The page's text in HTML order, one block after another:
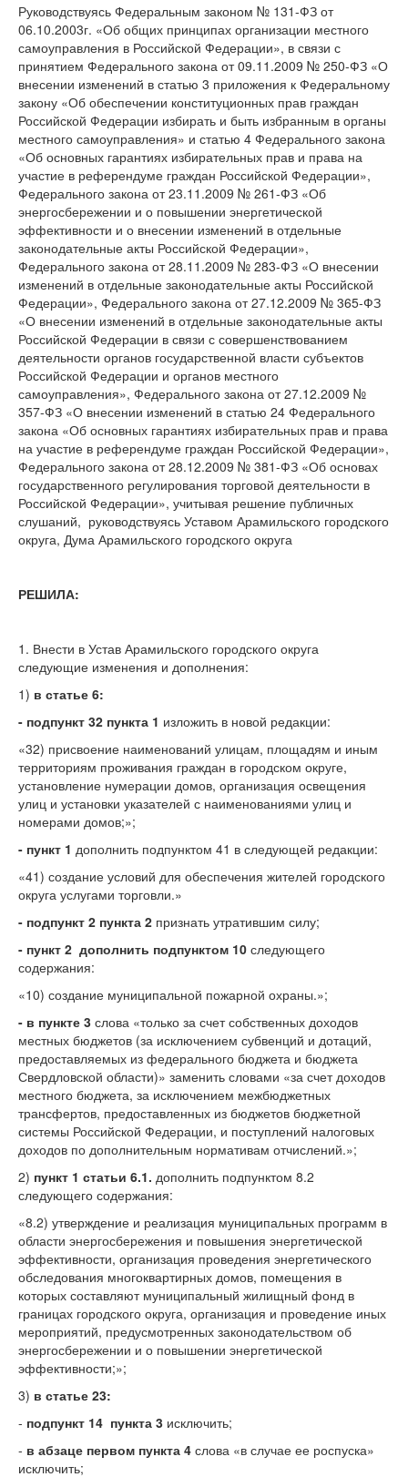
Руководствуясь Федеральным законом № 131-ФЗ от
06.10.2003г. «Об общих принципах организации местного
самоуправления в Российской Федерации», в связи с
принятием Федерального закона от 09.11.2009 № 250-ФЗ «О
внесении изменений в статью 3 приложения к Федеральному
закону «Об обеспечении конституционных прав граждан
Российской Федерации избирать и быть избранным в органы
местного самоуправления» и статью 4 Федерального закона
«Об основных гарантиях избирательных прав и права на
участие в референдуме граждан Российской Федерации»,
Федерального закона от 23.11.2009 № 261-ФЗ «Об
энергосбережении и о повышении энергетической
эффективности и о внесении изменений в отдельные
законодательные акты Российской Федерации»,
Федерального закона от 28.11.2009 № 283-ФЗ «О внесении
изменений в отдельные законодательные акты Российской
Федерации», Федерального закона от 27.12.2009 № 365-ФЗ
«О внесении изменений в отдельные законодательные акты
Российской Федерации в связи с совершенствованием
деятельности органов государственной власти субъектов
Российской Федерации и органов местного
самоуправления», Федерального закона от 27.12.2009 №
357-ФЗ «О внесении изменений в статью 24 Федерального
закона «Об основных гарантиях избирательных прав и права
на участие в референдуме граждан Российской Федерации»,
Федерального закона от 28.12.2009 № 381-ФЗ «Об основах
государственного регулирования торговой деятельности в
Российской Федерации», учитывая решение публичных
слушаний, руководствуясь Уставом Арамильского городского
округа, Дума Арамильского городского округа
РЕШИЛА:
1. Внести в Устав Арамильского городского округа
следующие изменения и дополнения:
1) в статье 6:
- подпункт 32 пункта 1 изложить в новой редакции:
«32) присвоение наименований улицам, площадям и иным
территориям проживания граждан в городском округе,
установление нумерации домов, организация освещения
улиц и установки указателей с наименованиями улиц и
номерами домов;»;
- пункт 1 дополнить подпунктом 41 в следующей редакции:
«41) создание условий для обеспечения жителей городского
округа услугами торговли.»
- подпункт 2 пункта 2 признать утратившим силу;
- пункт 2 дополнить подпунктом 10 следующего
содержания:
«10) создание муниципальной пожарной охраны.»;
- в пункте 3 слова «только за счет собственных доходов
местных бюджетов (за исключением субвенций и дотаций,
предоставляемых из федерального бюджета и бюджета
Свердловской области)» заменить словами «за счет доходов
местного бюджета, за исключением межбюджетных
трансфертов, предоставленных из бюджетов бюджетной
системы Российской Федерации, и поступлений налоговых
доходов по дополнительным нормативам отчислений.»;
2) пункт 1 статьи 6.1. дополнить подпунктом 8.2
следующего содержания:
«8.2) утверждение и реализация муниципальных программ в
области энергосбережения и повышения энергетической
эффективности, организация проведения энергетического
обследования многоквартирных домов, помещения в
которых составляют муниципальный жилищный фонд в
границах городского округа, организация и проведение иных
мероприятий, предусмотренных законодательством об
энергосбережении и о повышении энергетической
эффективности;»;
3) в статье 23:
- подпункт 14 пункта 3 исключить;
- в абзаце первом пункта 4 слова «в случае ее роспуска»
исключить;